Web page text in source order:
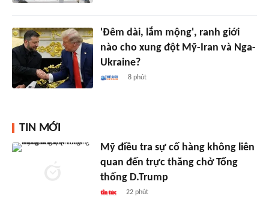
'Đêm dài, lắm mộng', ranh giới
nào cho xung đột Mỹ-Iran và Nga-
Ukraine?
8 phút
TIN MỚI
Mỹ điều tra sự cố hàng không liên
quan đến trực thăng chở Tổng
thống D.Trump
22 phút